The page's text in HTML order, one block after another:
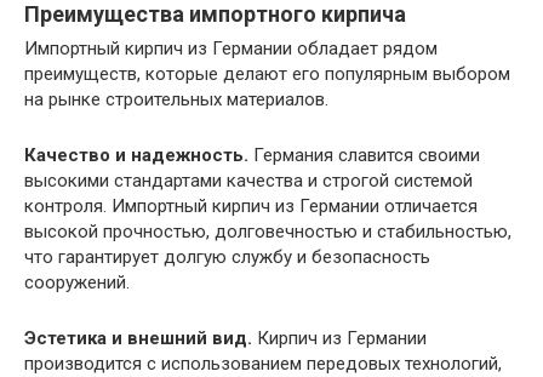
Преимущества импортного кирпича
Импортный кирпич из Германии обладает рядом
преимуществ, которые делают его популярным выбором
на рынке строительных материалов.
Качество и надежность. Германия славится своими
высокими стандартами качества и строгой системой
контроля. Импортный кирпич из Германии отличается
высокой прочностью, долговечностью и стабильностью,
что гарантирует долгую службу и безопасность
сооружений.
Эстетика и внешний вид. Кирпич из Германии
производится с использованием передовых технологий,